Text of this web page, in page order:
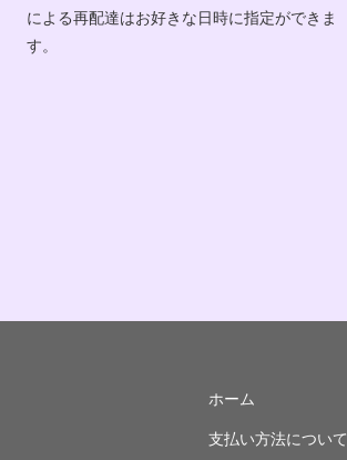
による再配達はお好きな日時に指定ができま
す。
ホーム
支払い方法について